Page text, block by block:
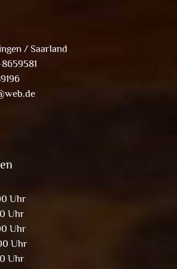
/ Saarland
Uhr
Uhr
Uhr
Uhr
Uhr